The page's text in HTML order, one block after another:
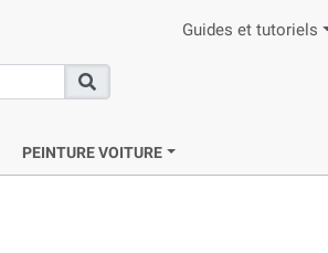
Guides et tutoriels
Recherche
PEINTURE VOITURE